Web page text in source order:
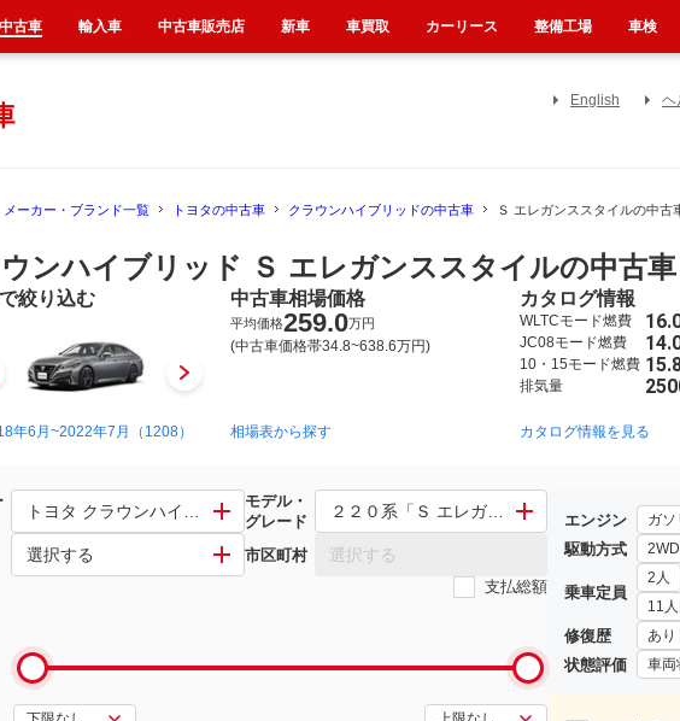
English ヘ
メーカー・ブランド一覧 トヨタの中古車 クラウンハイブリッドの中古車 Ｓ エレガンススタイルの中古
ンハイブリッド Ｓ エレガンススタイルの中古車
絞り込む
年6月~2022年7月（1208） 2013年1月~2018年6月（1164） 2008年5月~2013年1月（
中古車相場価格
平均価格259.0万円
(中古車価格帯34.8~638.6万円)
相場表から探す
カタログ情報
WLTCモード燃費
JC08モード燃費
10・15モード燃費
排気量
カタログ情報を見る
トヨタ クラウンハイブリッド モデル・
グレード
２２０系「Ｓ エレガンススタイル」 その他
選択する 市区町村 選択する
支払総額
エンジン ガソ
駆動方式 2WD
乗車定員
2人
11
修復歴 あり
状態評価 車両
中古車 輸入車 中古車販売店 新車 車買取 カーリース 整備工場 車検